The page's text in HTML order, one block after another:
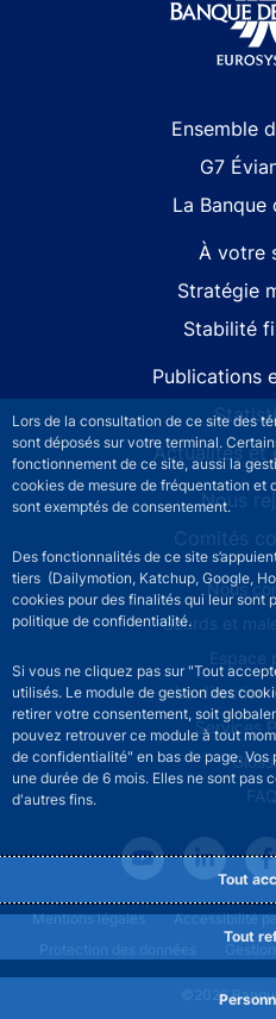
Lors de la consultation de ce site des
sont déposés sur votre terminal.
fonctionnement de ce site, aussi la
cookies de mesure de fréquentation et
sont exemptés de consentement.
Des fonctionnalités de ce site
tiers (Dailymotion, Katchup, Google,
cookies pour des finalités qui leur sont
politique de confidentialité.
Si vous ne cliquez pas sur "Tout
utilisés. Le module de gestion des
retirer votre consentement, soit
pouvez retrouver ce module à tout
de confidentialité" en bas de page.
une durée de 6 mois. Elles ne sont pas
d'autres fins.
Tout
Tout
Ensemble
G7
La Banque
À votre
Stratégie
Stabilité
Publications
Actualités et
Nous
Comités
Footer secondary menu
Nous
Sourds et
Espace
La direction
Services
©2026
Footer legal notice menu
Mentions légales Accessibilité
Protection des données